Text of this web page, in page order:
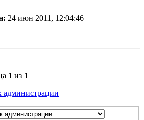
24 июн 2011, 12:04:46
1 из 1
администрации